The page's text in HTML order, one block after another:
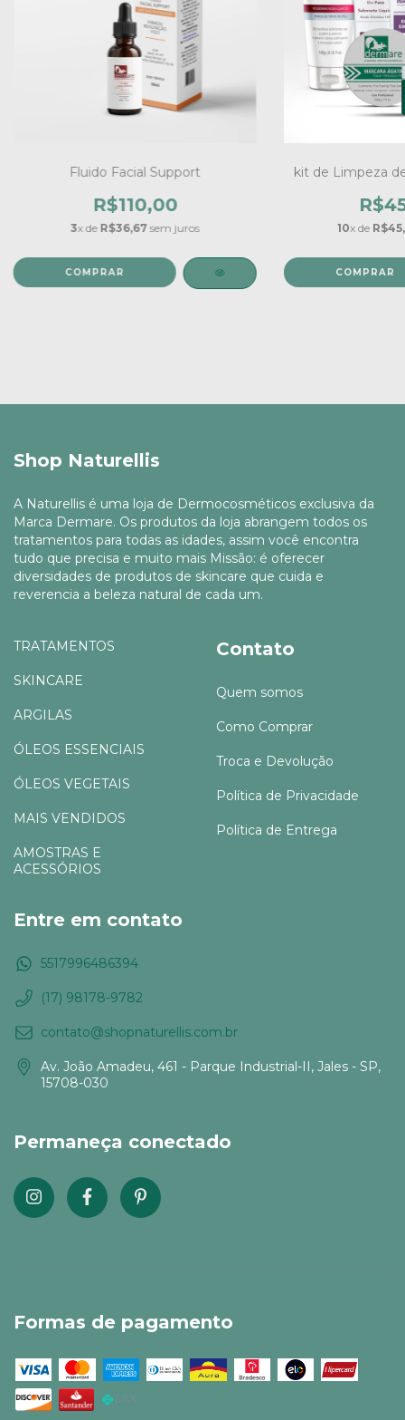
Fluido Facial Support
R$110,00
3x de R$36,67sem juros
kit de Limpeza
10x de
Shop Naturellis
A Naturellis é uma loja de Dermocosméticos exclusiva da
Marca Dermare. Os produtos da loja abrangem todos os
tratamentos para todas as idades, assim você encontra
tudo que precisa e muito mais Missão: é oferecer
diversidades de produtos de skincare que cuida e
reverencia a beleza natural de cada um.
TRATAMENTOS
SKINCARE
ARGILAS
ÓLEOS ESSENCIAIS
ÓLEOS VEGETAIS
MAIS VENDIDOS
AMOSTRAS E
ACESSÓRIOS
Contato
Quem somos
Como Comprar
Troca e Devolução
Política de Privacidade
Política de Entrega
Entre em contato
5517996486394
(17) 98178-9782
contato@shopnaturellis.com.br
Av. João Amadeu, 461 - Parque Industrial-II, Jales - SP,
15708-030
Permaneça conectado
Formas de pagamento